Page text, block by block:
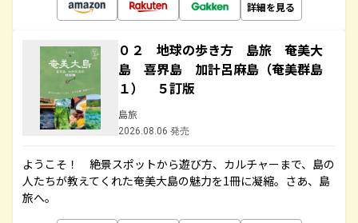
詳細を見る
０２ 地球の歩き方 島旅 奄美大
島 喜界島 加計呂麻島（奄美群島
１） ５訂版
島旅
2026.08.06 発売
ようこそ！ 絶景スポットから遊び方、カルチャーまで、島の
人たちが教えてくれた奄美大島の魅力を1冊に凝縮。さあ、島
旅へ。